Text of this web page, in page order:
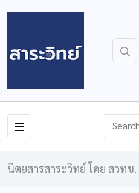
นิตยสารสาระวิทย์ โดย สวทช.